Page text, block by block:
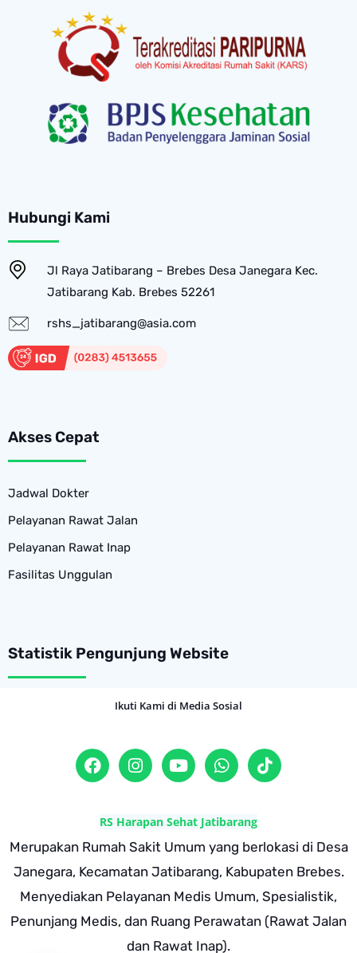
Hubungi Kami
Jl Raya Jatibarang – Brebes Desa Janegara Kec.
Jatibarang Kab. Brebes 52261
rshs_jatibarang@asia.com
Akses Cepat
Jadwal Dokter
Pelayanan Rawat Jalan
Pelayanan Rawat Inap
Fasilitas Unggulan
Statistik Pengunjung Website
Ikuti Kami di Media Sosial
RS Harapan Sehat Jatibarang
Merupakan Rumah Sakit Umum yang berlokasi di Desa
Janegara, Kecamatan Jatibarang, Kabupaten Brebes.
Menyediakan Pelayanan Medis Umum, Spesialistik,
Penunjang Medis, dan Ruang Perawatan (Rawat Jalan
dan Rawat Inap).